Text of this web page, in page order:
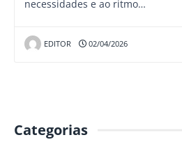
necessidades e ao ritmo…
EDITOR 02/04/2026
Categorias